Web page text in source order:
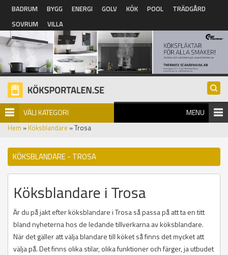
Hoppa till huvudinnehåll
BADRUM BYGG ENERGI GOLV KÖK POOL
TRÄDGÅRD
SOVRUM
VILLA
VÄLJ KATEGORI MENU
Hem » Köksblandare » Trosa
KÖKSBLANDARE - TROSA
Köksblandare i Trosa
Är du på jakt efter köksblandare i Trosa så passa på att ta en titt
bland nyheterna hos de ledande tillverkarna av köksblandare.
När det gäller att välja blandare till köket så finns det mycket att
välja på. Det finns olika stilar, olika funktioner och färger, ja utbudet